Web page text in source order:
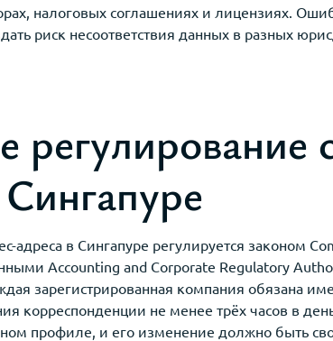
налоговых соглашениях и лицензиях.
риск несоответствия данных в разных
регулирование
адреса в Сингапуре регулируется законом
Accounting and Corporate Regulatory
зарегистрированная компания обязана
корреспонденции не менее трёх часов в
профиле, и его изменение должно быть